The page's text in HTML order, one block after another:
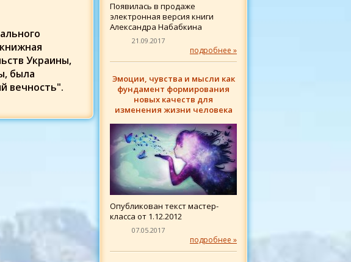
Появилась в продаже
электронная версия книги
Александра Набабкина
21.09.2017
подробнее »
Эмоции, чувства и мысли как
фундамент формирования
новых качеств для
изменения жизни человека
Опубликован текст мастер-
класса от 1.12.2012
07.05.2017
подробнее »
Украины,
была
вечность".